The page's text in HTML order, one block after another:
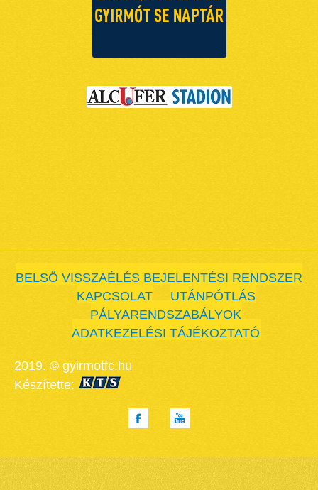
BELSŐ VISSZAÉLÉS BEJELENTÉSI RENDSZER
KAPCSOLAT
UTÁNPÓTLÁS
PÁLYARENDSZABÁLYOK
ADATKEZELÉSI TÁJÉKOZTATÓ
2019. © gyirmotfc.hu
Készítette: